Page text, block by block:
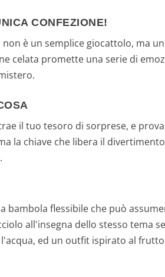
CONFEZIONE!
non è un semplice giocattolo, ma
celata promette una serie di
il tuo tesoro di sorprese, e
la chiave che libera il
bambola flessibile che può
all'insegna dello stesso tema
ed un outfit ispirato al